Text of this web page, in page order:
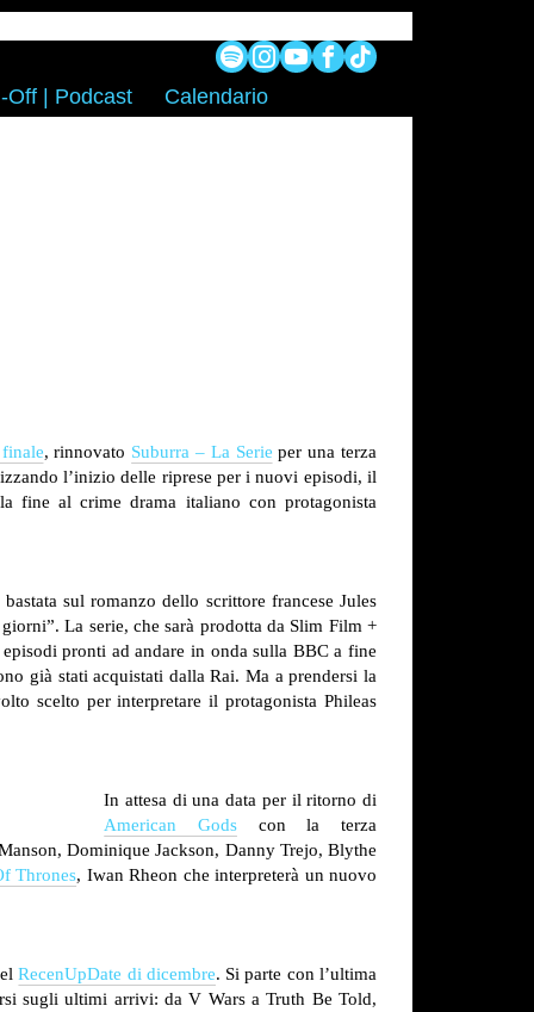
Off | Podcast Calendario
, rinnovato Suburra – La Serie per una terza
l’inizio delle riprese per i nuovi episodi, il
fine al crime drama italiano con protagonista
sul romanzo dello scrittore francese Jules
La serie, che sarà prodotta da Slim Film +
pronti ad andare in onda sulla BBC a fine
già stati acquistati dalla Rai. Ma a prendersi la
scelto per interpretare il protagonista Phileas
In attesa di una data per il ritorno di
American Godscon la terza
Dominique Jackson, Danny Trejo, Blythe
Thrones, Iwan Rheon che interpreterà un nuovo
RecenUpDate di dicembre. Si parte con l’ultima
sugli ultimi arrivi: da V Wars a Truth Be Told,